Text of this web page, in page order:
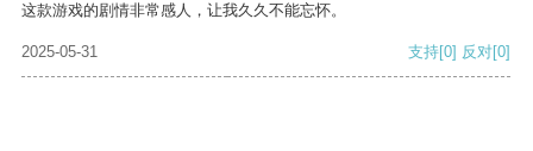
这款游戏的剧情非常感人，让我久久不能忘怀。
2025-05-31 支持[0] 反对[0]